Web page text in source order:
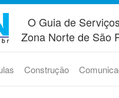
O Guia de
Zona Norte de São
Construção